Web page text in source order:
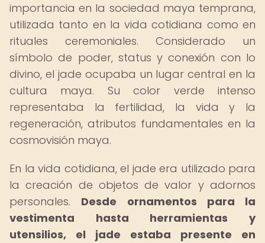
importancia en la sociedad maya temprana,
utilizada tanto en la vida cotidiana como en
rituales ceremoniales. Considerado un
símbolo de poder, status y conexión con lo
divino, el jade ocupaba un lugar central en la
cultura maya. Su color verde intenso
representaba la fertilidad, la vida y la
regeneración, atributos fundamentales en la
cosmovisión maya.
En la vida cotidiana, el jade era utilizado para
la creación de objetos de valor y adornos
personales. Desde ornamentos para la
vestimenta hasta herramientas y
utensilios, el jade estaba presente en